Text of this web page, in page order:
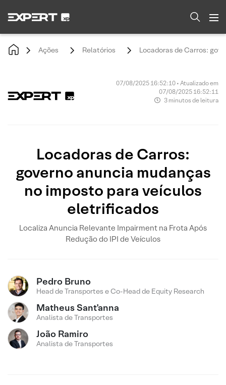
Ações Relatórios Locadoras de Carros:
07/08/2025 16:52:10 • Atualizado em
07/08/2025 16:52:11
3 minutos de leitura
Locadoras de Carros:
governo anuncia mudanças
no imposto para veículos
eletrificados
Localiza Anuncia Relevante Impairment na Frota Após
Redução do IPI de Veículos
Pedro Bruno
Head de Transportes e Co-Head de Equity Research
Matheus Sant'anna
Analista de Transportes
João Ramiro
Analista de Transportes